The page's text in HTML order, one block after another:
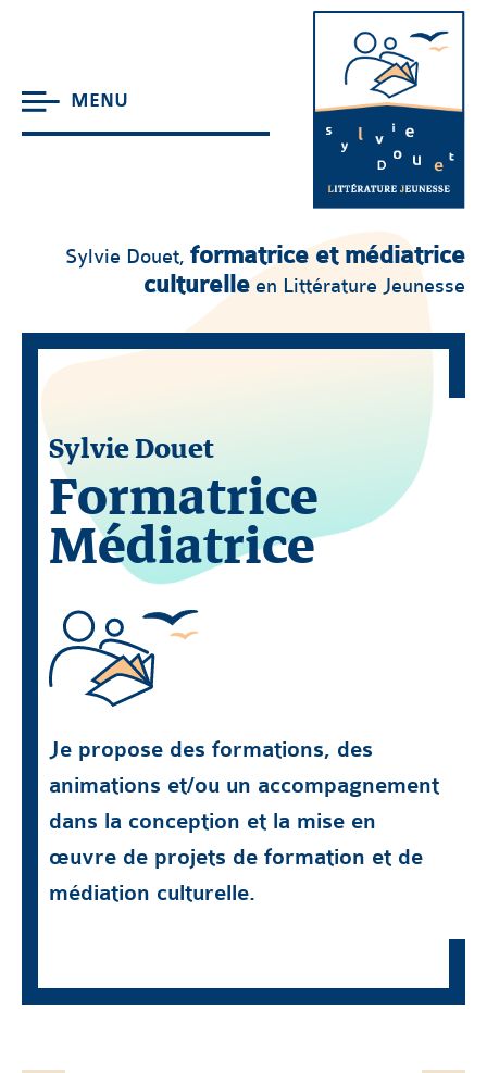
MENU
Sylvie Douet, formatrice et médiatrice
culturelle en Littérature Jeunesse
Sylvie Douet
Formatrice
Médiatrice
Je propose des formations, des
animations et/ou un accompagnement
dans la conception et la mise en
œuvre de projets de formation et de
médiation culturelle.